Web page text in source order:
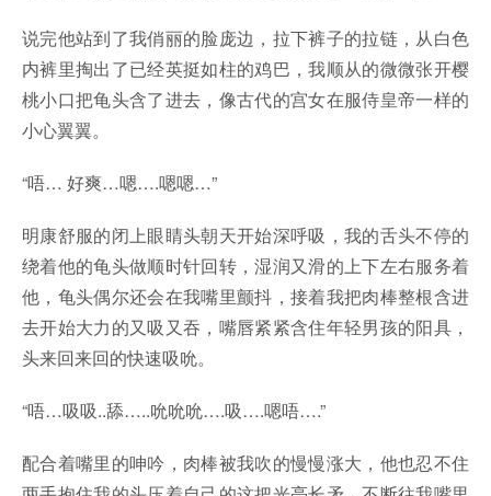
说完他站到了我俏丽的脸庞边，拉下裤子的拉链，从白色
内裤里掏出了已经英挺如柱的鸡巴，我顺从的微微张开樱
桃小口把龟头含了进去，像古代的宫女在服侍皇帝一样的
小心翼翼。
“唔… 好爽…嗯….嗯嗯…”
明康舒服的闭上眼睛头朝天开始深呼吸，我的舌头不停的
绕着他的龟头做顺时针回转，湿润又滑的上下左右服务着
他，龟头偶尔还会在我嘴里颤抖，接着我把肉棒整根含进
去开始大力的又吸又吞，嘴唇紧紧含住年轻男孩的阳具，
头来回来回的快速吸吮。
“唔…吸吸..舔…..吮吮吮….吸….嗯唔….”
配合着嘴里的呻吟，肉棒被我吹的慢慢涨大，他也忍不住